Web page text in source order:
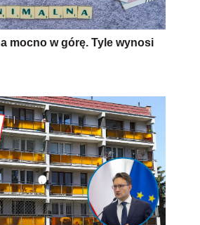
mocno w górę. Tyle wynosi